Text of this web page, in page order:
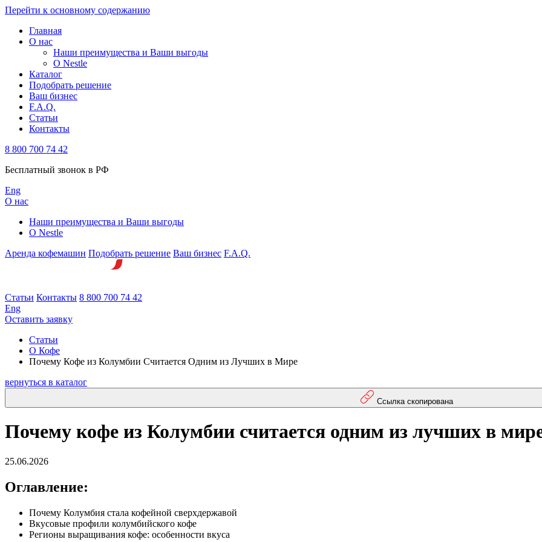
Перейти к основному содержанию
Главная
О нас
Наши преимущества и Ваши выгоды
О Nestle
Каталог
Подобрать решение
Ваш бизнес
F.A.Q.
Статьи
Контакты
8 800 700 74 42
Бесплатный звонок в РФ
Eng
О нас
Наши преимущества и Ваши выгоды
О Nestle
Аренда кофемашин Подобрать решение Ваш бизнес F.A.Q.
Статьи Контакты 8 800 700 74 42
Eng
Оставить заявку
Статьи
О Кофе
Почему Кофе из Колумбии Считается Одним из Лучших в Мире
вернуться в каталог
Ссылка скопирована
Почему кофе из Колумбии считается одним из лучших в
25.06.2026
Оглавление:
Почему Колумбия стала кофейной сверхдержавой
Вкусовые профили колумбийского кофе
Регионы выращивания кофе: особенности вкуса